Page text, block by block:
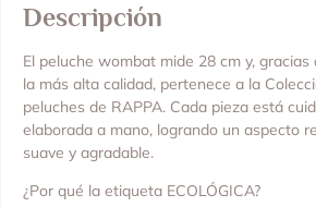
Descripción
El peluche wombat mide 28 cm y,
la más alta calidad, pertenece a la
peluches de RAPPA. Cada pieza está
elaborada a mano, logrando un aspecto
suave y agradable.
¿Por qué la etiqueta ECOLÓGICA?